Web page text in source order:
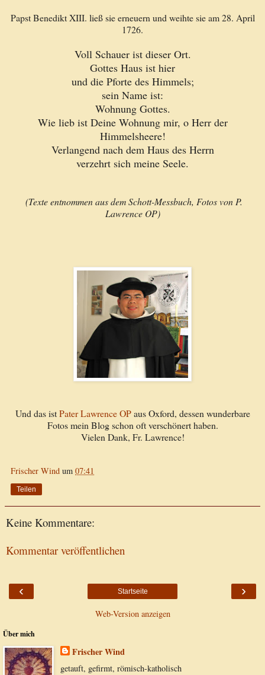
Papst Benedikt XIII. ließ sie erneuern und weihte sie am 28. April
1726.
Voll Schauer ist dieser Ort.
Gottes Haus ist hier
und die Pforte des Himmels;
sein Name ist:
Wohnung Gottes.
Wie lieb ist Deine Wohnung mir, o Herr der
Himmelsheere!
Verlangend nach dem Haus des Herrn
verzehrt sich meine Seele.
(Texte entnommen aus dem Schott-Messbuch, Fotos von P.
Lawrence OP)
Und das istPater Lawrence OPaus Oxford, dessen wunderbare
Fotos mein Blog schon oft verschönert haben.
Vielen Dank, Fr. Lawrence!
Frischer Wind um 07:41
Teilen
Keine Kommentare:
Kommentar veröffentlichen
‹ ›
Startseite
Web-Version anzeigen
Über mich
Frischer Wind
getauft, gefirmt, römisch-katholisch